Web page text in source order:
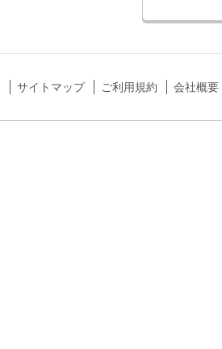
サイトマップ ご利用規約 会社概要